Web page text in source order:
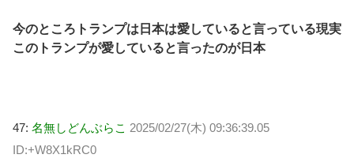
今のところトランプは日本は愛していると言っている現実
このトランプが愛していると言ったのが日本
47: 名無しどんぶらこ 2025/02/27(木) 09:36:39.05
ID:+W8X1kRC0